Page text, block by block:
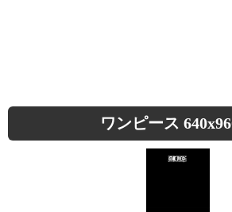
ワンピース